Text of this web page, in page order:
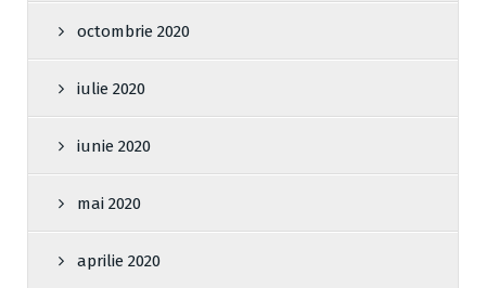
octombrie 2020
iulie 2020
iunie 2020
mai 2020
aprilie 2020